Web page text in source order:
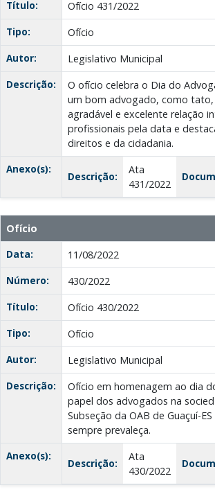
Título:
Ofício 431/2022
Tipo:
Ofício
Autor:
Legislativo Municipal
Descrição:
O ofício celebra o Dia do
um bom advogado, como
agradável e excelente relação
profissionais pela data e
direitos e da cidadania.
Anexo(s):
Descrição:
Ata
431/2022
Ofício
Data:
11/08/2022
Número:
430/2022
Título:
Ofício 430/2022
Tipo:
Ofício
Autor:
Legislativo Municipal
Descrição:
Ofício em homenagem ao dia
papel dos advogados na
Subseção da OAB de Guaçuí-
sempre prevaleça.
Anexo(s):
Descrição:
Ata
430/2022